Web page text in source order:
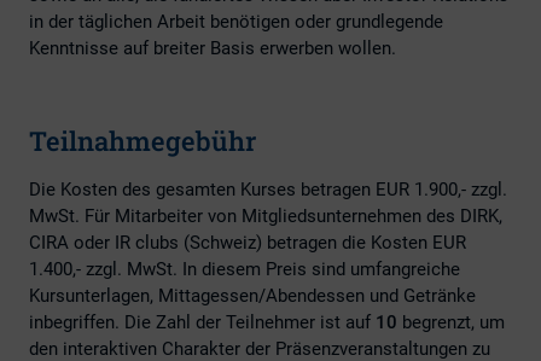
in der täglichen Arbeit benötigen oder grundlegende
Kenntnisse auf breiter Basis erwerben wollen.
Teilnahmegebühr
Die Kosten des gesamten Kurses betragen EUR 1.900,- zzgl.
MwSt. Für Mitarbeiter von Mitgliedsunternehmen des DIRK,
CIRA oder IR clubs (Schweiz) betragen die Kosten EUR
1.400,- zzgl. MwSt. In diesem Preis sind umfangreiche
Kursunterlagen, Mittagessen/Abendessen und Getränke
inbegriffen. Die Zahl der Teilnehmer ist auf 10 begrenzt, um
den interaktiven Charakter der Präsenzveranstaltungen zu